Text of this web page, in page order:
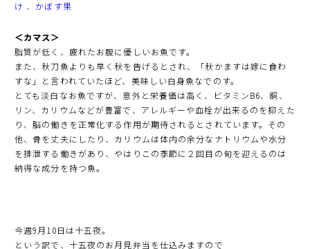
け 、かぼす果
＜カマス＞
脂質が低く、疲れたお腹に優しいお魚です。
また、秋刀魚よりも早く秋を告げるとされ、「秋かますは嫁に食わ
すな」と言われていたほど、美味しい白身魚なでのす。
とても淡白なお魚ですが、意外と栄養価は高く、ビタミンB6、銅、
リン、カリウムなどが豊富で、アレルギーや血栓が出来るのを抑えた
り、脳の働きを正常化する作用が期待されるとされています。その
他、骨を丈夫にしたり、カリウムは体内の余分なナトリウムや水分
を排泄する働きがあり、やはりこの季節に２回目の旬を迎えるのは
納得な成分を持つ魚。
今週9月10日は十五夜。
という訳で、十五夜のお月見弁当を仕込みますので